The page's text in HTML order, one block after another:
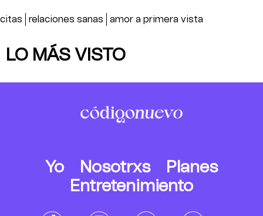
citas relaciones sanas amor a primera vista
LO MÁS VISTO
Yo Nosotrxs
Planes
Entretenimiento